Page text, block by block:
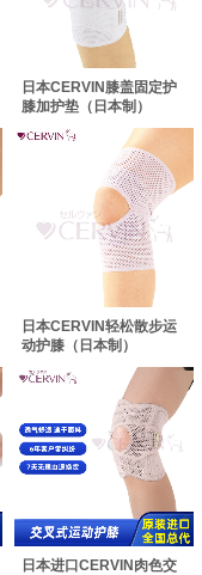
日本CERVIN膝盖固定护
膝加护垫（日本制）
日本CERVIN轻松散步运
动护膝（日本制）
日本进口CERVIN肉色交